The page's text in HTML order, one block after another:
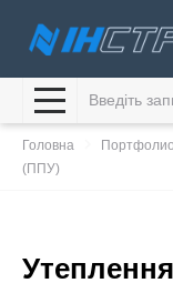
Головна Портфолио
(ППУ)